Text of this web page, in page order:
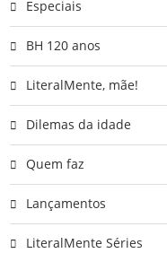
Especiais
BH 120 anos
LiteralMente, mãe!
Dilemas da idade
Quem faz
Lançamentos
LiteralMente Séries